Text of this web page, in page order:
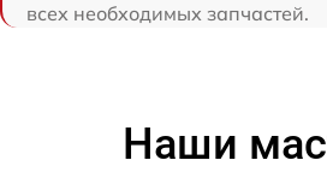
всех необходимых запчастей.
Наши